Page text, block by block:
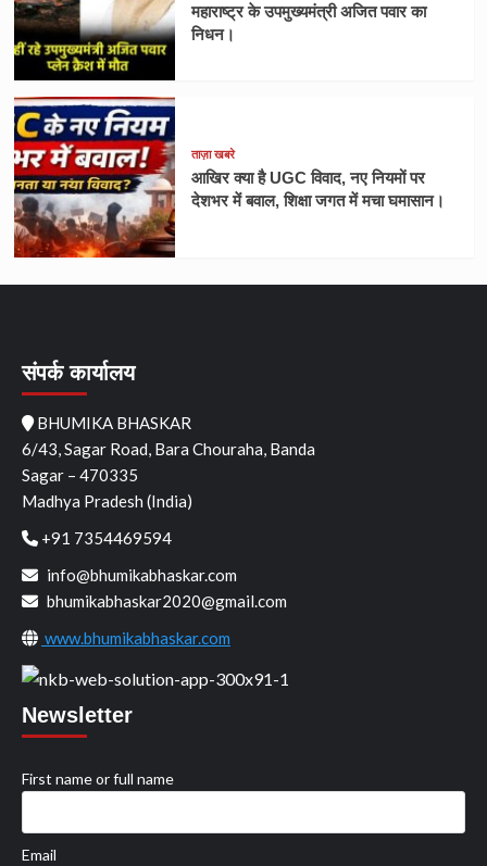
महाराष्ट्र के उपमुख्यमंत्री अजित पवार का
निधन।
ताज़ा खबरे
आखिर क्या है UGC विवाद, नए नियमों पर
देशभर में बवाल, शिक्षा जगत में मचा घमासान।
संपर्क कार्यालय
BHUMIKA BHASKAR
6/43, Sagar Road, Bara Chouraha, Banda
Sagar – 470335
Madhya Pradesh (India)
+91 7354469594
info@bhumikabhaskar.com
bhumikabhaskar2020@gmail.com
www.bhumikabhaskar.com
Newsletter
First name or full name
Email